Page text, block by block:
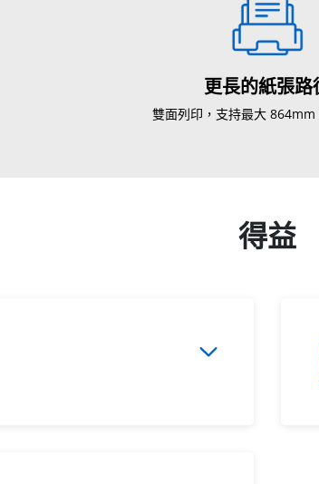
更長的紙張路
雙面列印，支持最大 864mm
得益